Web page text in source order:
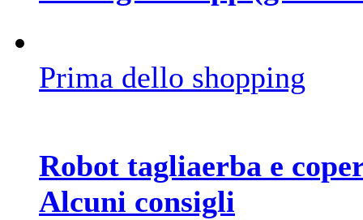
Prima dello shopping
Robot tagliaerba e
Alcuni consigli